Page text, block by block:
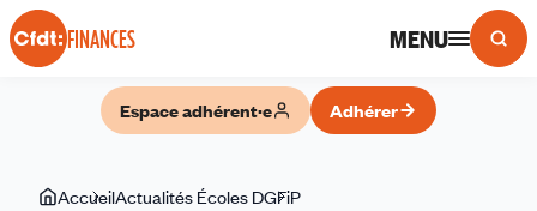
Panneau de gestion des cookies
FINANCES MENU
Espace adhérent·e Adhérer
VousAccueilActualités Écoles DGFiP